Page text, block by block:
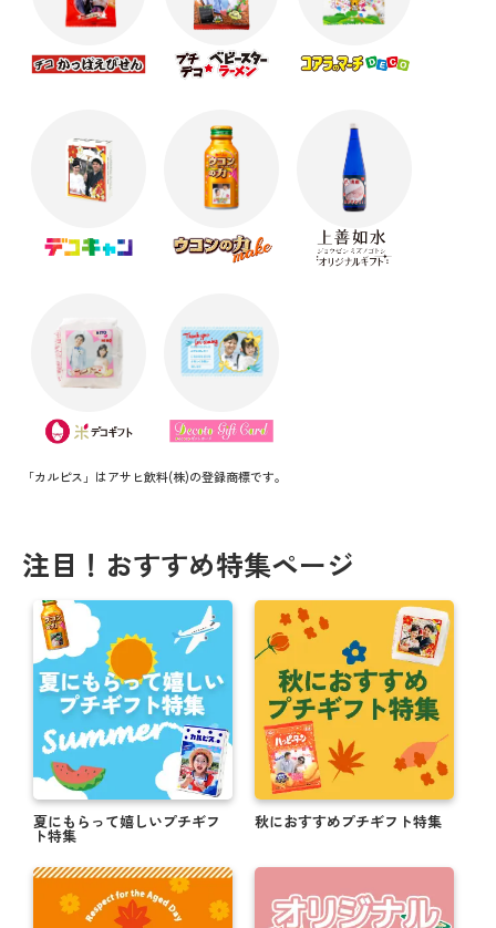
「カルピス」はアサヒ飲料(株)の登録商標です。
注目！おすすめ特集ページ
夏にもらって嬉しいプチギフ
ト特集
秋におすすめプチギフト特集